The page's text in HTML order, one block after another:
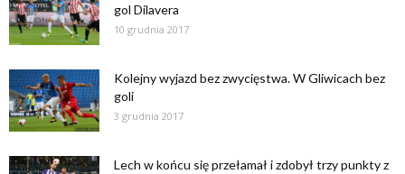
gol Dilavera
10 grudnia 2017
Kolejny wyjazd bez zwycięstwa. W Gliwicach bez
goli
3 grudnia 2017
Lech w końcu się przełamał i zdobył trzy punkty z